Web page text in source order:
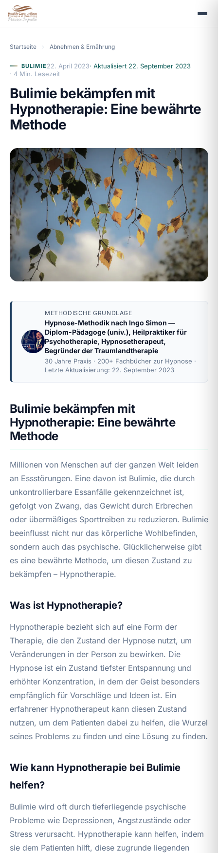
Startseite › Abnehmen & Ernährung
BULIMIE 22. April 2023· Aktualisiert 22. September 2023
· 4 Min. Lesezeit
Bulimie bekämpfen mit
Hypnotherapie: Eine bewährte
Methode
METHODISCHE GRUNDLAGE
Hypnose-Methodik nach Ingo Simon —
Diplom-Pädagoge (univ.), Heilpraktiker für
Psychotherapie, Hypnosetherapeut,
Begründer der Traumlandtherapie
30 Jahre Praxis · 200+ Fachbücher zur Hypnose ·
Letzte Aktualisierung: 22. September 2023
Bulimie bekämpfen mit
Hypnotherapie: Eine bewährte
Methode
Millionen von Menschen auf der ganzen Welt leiden
an Essstörungen. Eine davon ist Bulimie, die durch
unkontrollierbare Essanfälle gekennzeichnet ist,
gefolgt von Zwang, das Gewicht durch Erbrechen
oder übermäßiges Sporttreiben zu reduzieren. Bulimie
beeinflusst nicht nur das körperliche Wohlbefinden,
sondern auch das psychische. Glücklicherweise gibt
es eine bewährte Methode, um diesen Zustand zu
bekämpfen – Hypnotherapie.
Was ist Hypnotherapie?
Hypnotherapie bezieht sich auf eine Form der
Therapie, die den Zustand der Hypnose nutzt, um
Veränderungen in der Person zu bewirken. Die
Hypnose ist ein Zustand tiefster Entspannung und
erhöhter Konzentration, in dem der Geist besonders
empfänglich für Vorschläge und Ideen ist. Ein
erfahrener Hypnotherapeut kann diesen Zustand
nutzen, um dem Patienten dabei zu helfen, die Wurzel
seines Problems zu finden und eine Lösung zu finden.
Wie kann Hypnotherapie bei Bulimie
helfen?
Bulimie wird oft durch tieferliegende psychische
Probleme wie Depressionen, Angstzustände oder
Stress verursacht. Hypnotherapie kann helfen, indem
sie dem Patienten hilft, diese zugrunde liegenden